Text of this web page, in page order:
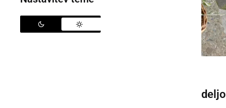
Oljčne vejice za Cvetno nedeljo